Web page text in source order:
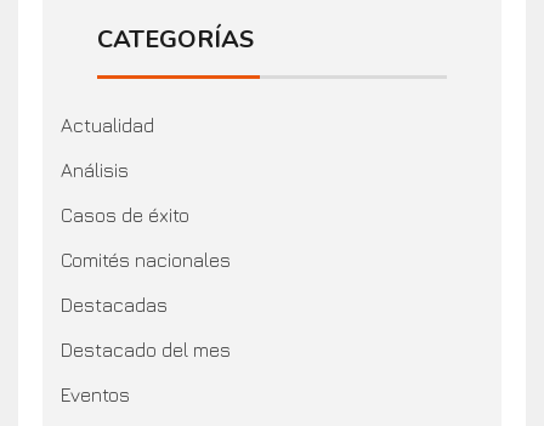
CATEGORÍAS
Actualidad
Análisis
Casos de éxito
Comités nacionales
Destacadas
Destacado del mes
Eventos